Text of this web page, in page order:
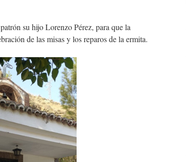
su hijo Lorenzo Pérez, para que la
de las misas y los reparos de la ermita.